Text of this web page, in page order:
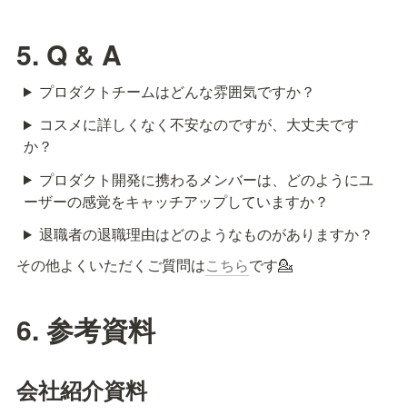
5. Q & A
プロダクトチームはどんな雰囲気ですか？
コスメに詳しくなく不安なのですが、大丈夫です
か？
プロダクト開発に携わるメンバーは、どのようにユ
ーザーの感覚をキャッチアップしていますか？
退職者の退職理由はどのようなものがありますか？
その他よくいただくご質問はこちらです💁
6. 参考資料
会社紹介資料